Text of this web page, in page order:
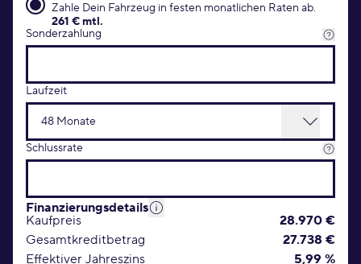
Zahle Dein Fahrzeug in festen monatlichen Raten ab.
261 € mtl.
Sonderzahlung
Laufzeit
Schlussrate
Finanzierungsdetails
Kaufpreis
28.970 €
Gesamtkreditbetrag
27.738 €
Effektiver Jahreszins
5,99 %